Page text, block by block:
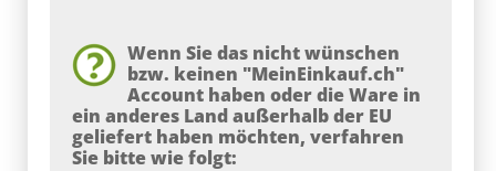
Wenn Sie das nicht wünschen
bzw. keinen "MeinEinkauf.ch"
Account haben oder die Ware in
ein anderes Land außerhalb der EU
geliefert haben möchten, verfahren
Sie bitte wie folgt: